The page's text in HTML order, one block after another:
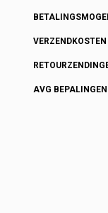
VERZENDKOSTEN
AVG BEPALINGEN